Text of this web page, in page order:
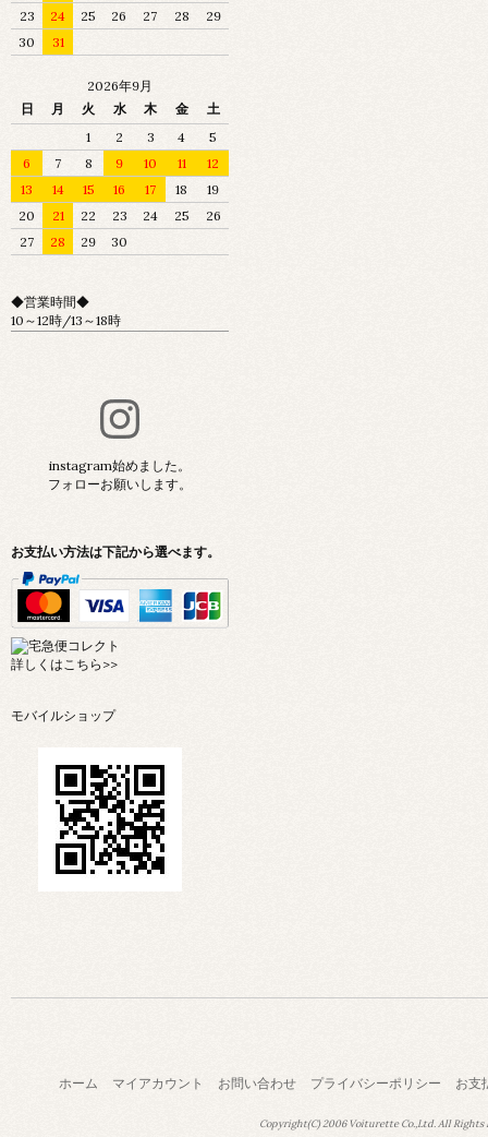
23
24 25 26 27 28
29
30
31
2026年9月
日
月 火 水 木 金
土
1
2 3 4
5
6
7 8 9 10 11
12
13
14 15 16 17 18
19
20
21 22 23 24 25
26
27
28 29 30
◆営業時間◆
10～12時/13～18時
instagram始めました。
フォローお願いします。
お支払い方法は下記から選べます。
詳しくはこちら>>
モバイルショップ
ホーム マイアカウント お問い合わせ プライバシーポリシー お支
Copyright(C) 2006 Voiturette Co.,Ltd. All Rights